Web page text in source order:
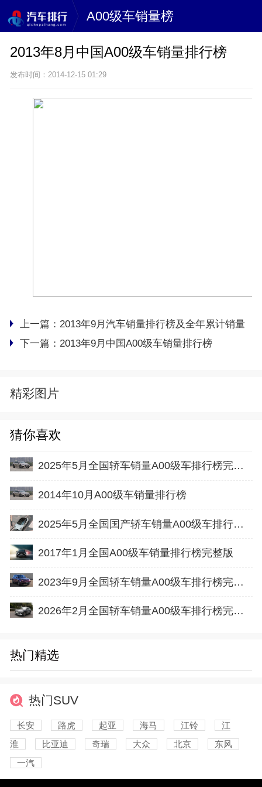
A00级车销量榜
2013年8月中国A00级车销量排行榜
发布时间：2014-12-15 01:29
上一篇： 2013年9月汽车销量排行榜及全年累计销量
下一篇： 2013年9月中国A00级车销量排行榜
精彩图片
猜你喜欢
2025年5月全国轿车销量A00级车排行榜完整版(零售量
2014年10月A00级车销量排行榜
2025年5月全国国产轿车销量A00级车排行榜完整版(批发量
2017年1月全国A00级车销量排行榜完整版
2023年9月全国轿车销量A00级车排行榜完整版(出口量
2026年2月全国轿车销量A00级车排行榜完整版(出口量
热门精选
热门SUV
长安 路虎 起亚 海马 江铃
江
淮
比亚迪 奇瑞 大众 北京
东风
一汽